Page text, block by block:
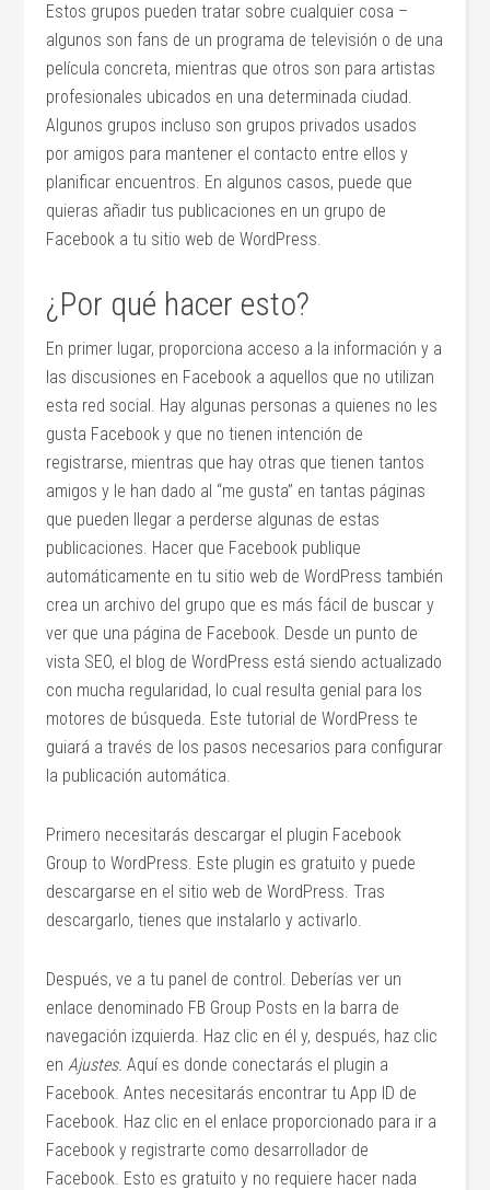
Estos grupos pueden tratar sobre cualquier cosa –
algunos son fans de un programa de televisión o de una
película concreta, mientras que otros son para artistas
profesionales ubicados en una determinada ciudad.
Algunos grupos incluso son grupos privados usados
por amigos para mantener el contacto entre ellos y
planificar encuentros. En algunos casos, puede que
quieras añadir tus publicaciones en un grupo de
Facebook a tu sitio web de WordPress.
¿Por qué hacer esto?
En primer lugar, proporciona acceso a la información y a
las discusiones en Facebook a aquellos que no utilizan
esta red social. Hay algunas personas a quienes no les
gusta Facebook y que no tienen intención de
registrarse, mientras que hay otras que tienen tantos
amigos y le han dado al “me gusta” en tantas páginas
que pueden llegar a perderse algunas de estas
publicaciones. Hacer que Facebook publique
automáticamente en tu sitio web de WordPress también
crea un archivo del grupo que es más fácil de buscar y
ver que una página de Facebook. Desde un punto de
vista SEO, el blog de WordPress está siendo actualizado
con mucha regularidad, lo cual resulta genial para los
motores de búsqueda. Este tutorial de WordPress te
guiará a través de los pasos necesarios para configurar
la publicación automática.
Primero necesitarás descargar el plugin Facebook
Group to WordPress. Este plugin es gratuito y puede
descargarse en el sitio web de WordPress. Tras
descargarlo, tienes que instalarlo y activarlo.
Después, ve a tu panel de control. Deberías ver un
enlace denominado FB Group Posts en la barra de
navegación izquierda. Haz clic en él y, después, haz clic
enAjustes.Aquí es donde conectarás el plugin a
Facebook. Antes necesitarás encontrar tu App ID de
Facebook. Haz clic en el enlace proporcionado para ir a
Facebook y registrarte como desarrollador de
Facebook. Esto es gratuito y no requiere hacer nada